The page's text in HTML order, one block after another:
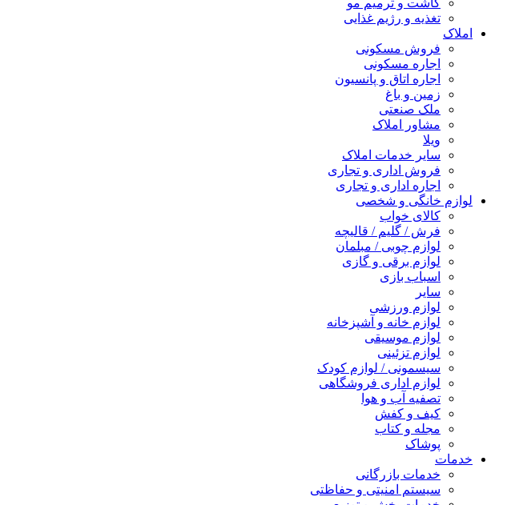
کاشت و ترمیم مو
تغذیه و رژیم غذایی
املاک
فروش مسکونی
اجاره مسکونی
اجاره اتاق و پانسیون
زمین و باغ
ملک صنعتی
مشاور املاک
ویلا
سایر خدمات املاک
فروش اداری و تجاری
اجاره اداری و تجاری
لوازم خانگی و شخصی
کالای خواب
فرش / گلیم / قالیچه
لوازم چوبی / مبلمان
لوازم برقی و گازی
اسباب بازی
سایر
لوازم ورزشی
لوازم خانه و آشپزخانه
لوازم موسیقی
لوازم تزئینی
سیسمونی / لوازم کودک
لوازم اداری فروشگاهی
تصفیه آب و هوا
کیف و کفش
مجله و کتاب
پوشاک
خدمات
خدمات بازرگانی
سیستم امنیتی و حفاظتی